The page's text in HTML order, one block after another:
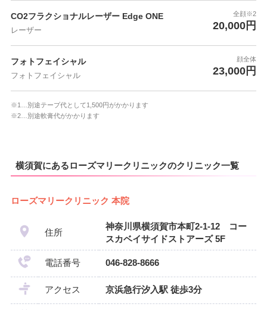
CO2フラクショナルレーザー Edge ONE
レーザー
全顔※2
20,000円
フォトフェイシャル
フォトフェイシャル
顔全体
23,000円
※1…別途テープ代として1,500円がかかります
※2…別途軟膏代がかかります
横須賀にあるローズマリークリニックのクリニック一覧
ローズマリークリニック 本院
住所
神奈川県横須賀市本町2-1-12 コー
スカベイサイドストアーズ 5F
電話番号 046-828-8666
アクセス 京浜急行汐入駅 徒歩3分